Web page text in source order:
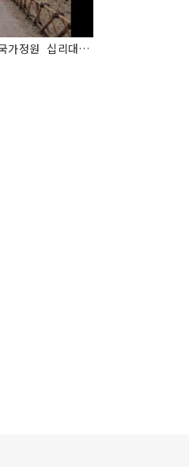
울산 중구 여행코스 가볼만한곳 태화강국가정원 십리대숲 산책로